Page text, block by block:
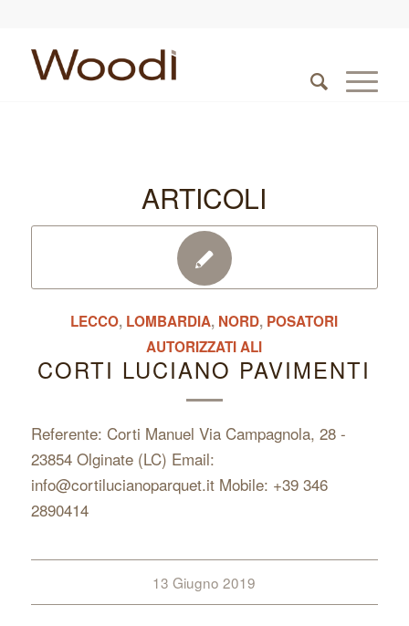
ARTICOLI
LECCO, LOMBARDIA, NORD, POSATORI
AUTORIZZATI ALI
CORTI LUCIANO PAVIMENTI
Referente: Corti Manuel Via Campagnola, 28 -
23854 Olginate (LC) Email:
info@cortilucianoparquet.it Mobile: +39 346
2890414
13 Giugno 2019